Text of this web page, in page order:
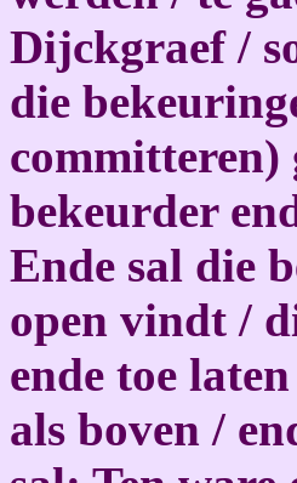
Dijckgraef /
die
committeren)
bekeurder
Ende sal die
open vindt /
ende toe
als boven /